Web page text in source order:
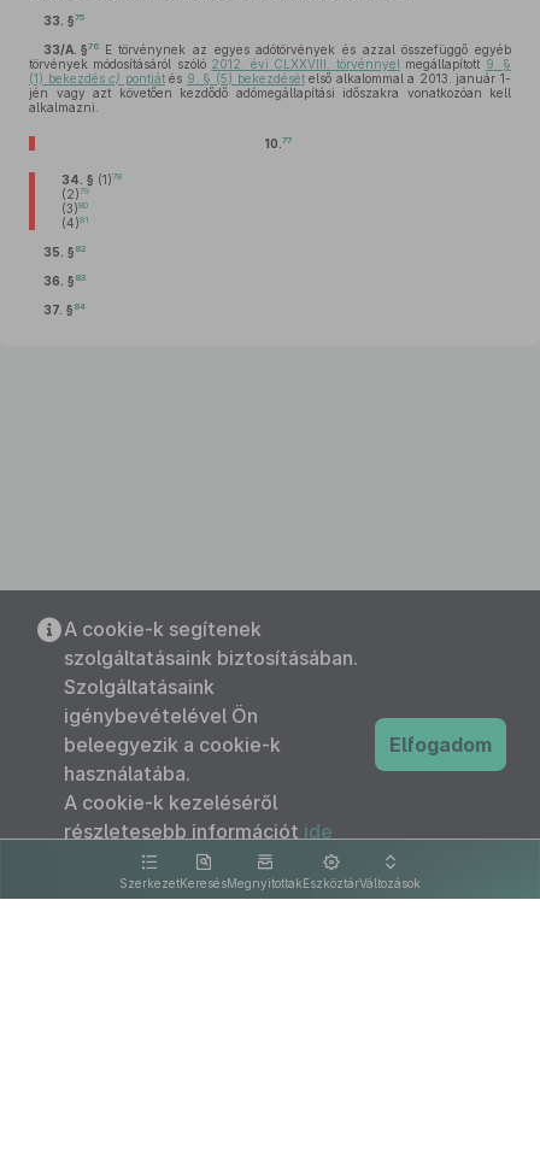
33. §75
33/A. §76
E törvénynek az egyes adótörvények és azzal összefüggő egyéb
törvények módosításáról szóló 2012. évi CLXXVIII. törvénnyel megállapított 9. §
(1) bekezdésc) pontjátés 9. § (5) bekezdésételső alkalommal a 2013. január 1-
jén vagy azt követően kezdődő adómegállapítási időszakra vonatkozóan kell
alkalmazni.
10.77
34. § (1)78
(2)79
(3)80
(4)81
35. § 82
36. § 83
37. § 84
SzerkezetKeresésMegnyitottakEszköztárVáltozások
A cookie-k segítenek
szolgáltatásaink biztosításában.
Szolgáltatásaink
igénybevételével Ön
beleegyezik a cookie-k
használatába.
A cookie-k kezeléséről
részletesebb információt ide
kattintva olvashat.
Elfogadom